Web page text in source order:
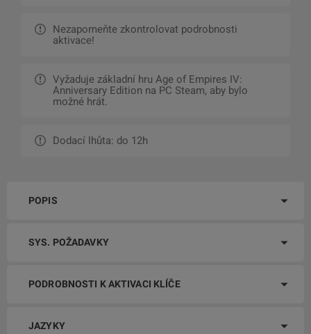
Nezapomeňte zkontrolovat podrobnosti
aktivace!
Vyžaduje základní hru Age of Empires IV:
Anniversary Edition na PC Steam, aby bylo
možné hrát.
Dodací lhůta: do 12h
POPIS
SYS. POŽADAVKY
PODROBNOSTI K AKTIVACI KLÍČE
JAZYKY